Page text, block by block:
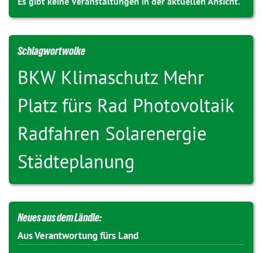
Schlagwortwolke
BKW Klimaschutz Mehr
Platz fürs Rad Photovoltaik
Radfahren Solarenergie
Städteplanung
Neues aus dem Ländle:
Aus Verantwortung fürs Land